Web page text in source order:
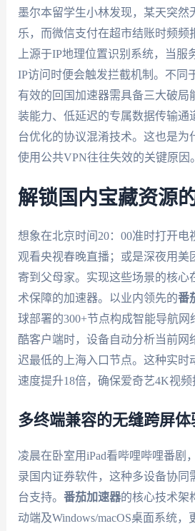
墨尔本留学生小林发现，某天突然
乐，而微信支付在超市结账时频频
上源于IP地理位置识别系统，当服
IP访问时便会触发拦截机制。不同
有效的回国加速器需具备三大破局
装能力、低延迟的专属数据传输通
台优化的协议混淆技术。这也是为
使用公共VPN往往失效的关键原因。
解锁国内宝藏资源
想象在北京时间20：00准时打开电
观看央视春晚直播；或是深夜用美
寄到父母家。实现这些场景的核心
术保障的加速器。以业内领先的番
球部署的300+节点构成智能导航
酷客户端时，设备自动分析当前网
迟最低的上海入口节点。这种实时
速度提升18倍，确保爱奇艺4K视频
多终端兼容的无缝跨屏体
凌晨在卧室用iPad看哔哩哔哩番剧
录国内证券软件，这种多设备协同
台支持。 番茄加速器的核心技术架
动端及Windows/macOS桌面系统